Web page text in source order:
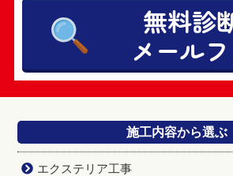
無料診
メール
施工内容から選ぶ
エクステリア工事